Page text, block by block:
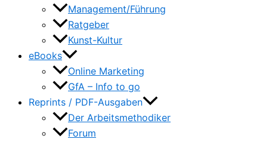
Management/Führung
Ratgeber
Kunst-Kultur
eBooks
Online Marketing
GfA – Info to go
Reprints / PDF-Ausgaben
Der Arbeitsmethodiker
Forum